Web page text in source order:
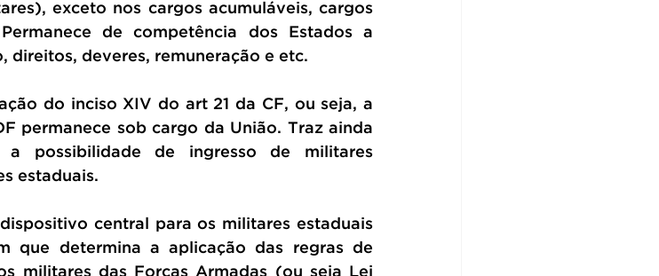
exceto nos cargos acumuláveis, cargos
de competência dos Estados a
direitos, deveres, remuneração e etc.
do inciso XIV do art 21 da CF, ou seja, a
permanece sob cargo da União. Traz ainda
a possibilidade de ingresso de militares
estaduais.
central para os militares estaduais
que determina a aplicação das regras de
militares das Forças Armadas (ou seja Lei